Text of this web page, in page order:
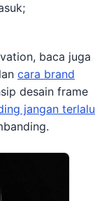
baca juga
cara brand
desain frame
jangan terlalu